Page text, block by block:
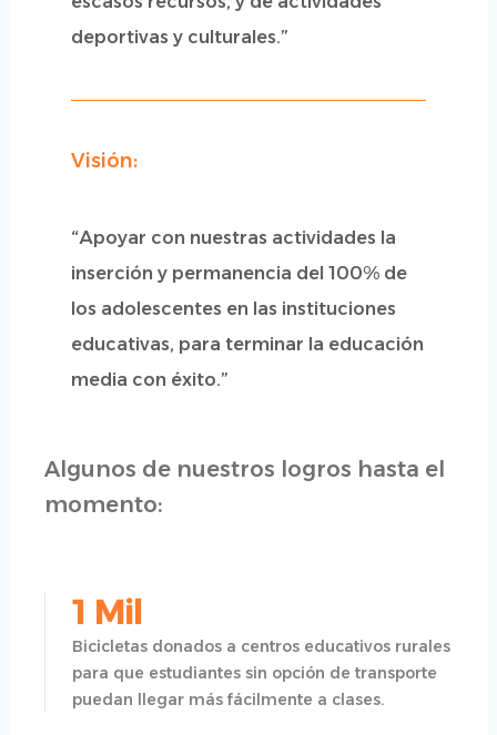
deportivas y culturales.”
Visión:
“Apoyar con nuestras actividades la
inserción y permanencia del 100% de
los adolescentes en las instituciones
educativas, para terminar la educación
media con éxito.”
Algunos de nuestros logros hasta el
momento:
Bicicletas donados a centros educativos rurales
para que estudiantes sin opción de transporte
puedan llegar más fácilmente a clases.
1 Mil